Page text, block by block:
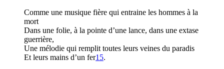
Comme une musique fière qui entraine les hommes à la
mort
Dans une folie, à la pointe d’une lance, dans une extase
guerrière,
Une mélodie qui remplit toutes leurs veines du paradis
Et leurs mains d’un fer15.